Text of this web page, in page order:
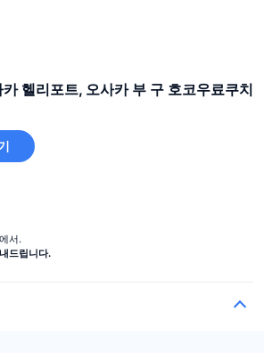
카 헬리포트, 오사카 부 구 호코우료쿠치
서.
드립니다.